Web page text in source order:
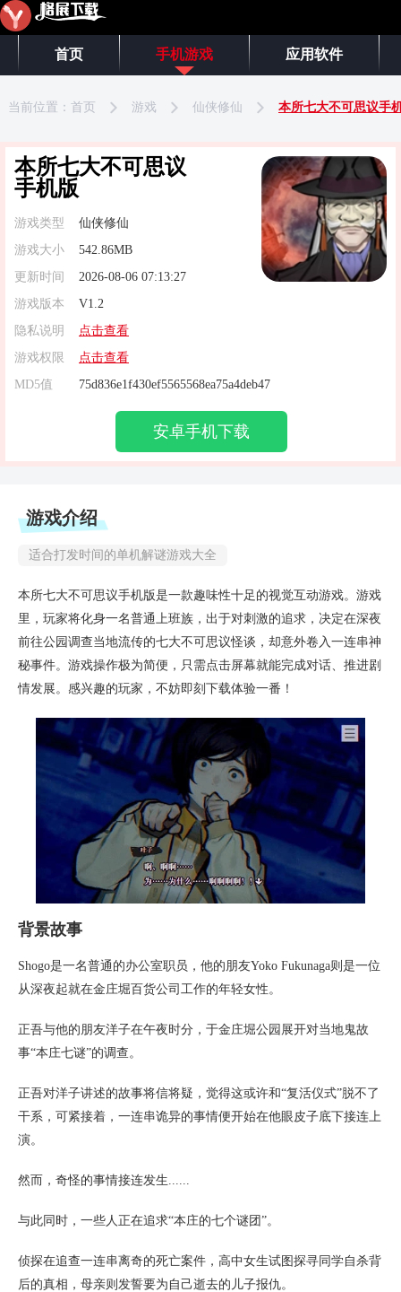
首页 手机游戏 应用软件
当前位置： 首页 游戏 仙侠修仙 本所七大不可思议手
本所七大不可思议
手机版
游戏类型
仙侠修仙
游戏大小
542.86MB
更新时间
2026-08-06 07:13:27
游戏版本
V1.2
隐私说明
点击查看
游戏权限
点击查看
MD5值
75d836e1f430ef5565568ea75a4deb47
安卓手机下载
游戏介绍
适合打发时间的单机解谜游戏大全
本所七大不可思议手机版是一款趣味性十足的视觉互动游戏。游戏
里，玩家将化身一名普通上班族，出于对刺激的追求，决定在深夜
前往公园调查当地流传的七大不可思议怪谈，却意外卷入一连串神
秘事件。游戏操作极为简便，只需点击屏幕就能完成对话、推进剧
情发展。感兴趣的玩家，不妨即刻下载体验一番！
背景故事
Shogo是一名普通的办公室职员，他的朋友Yoko Fukunaga则是一位
从深夜起就在金庄堀百货公司工作的年轻女性。
正吾与他的朋友洋子在午夜时分，于金庄堀公园展开对当地鬼故
事“本庄七谜”的调查。
正吾对洋子讲述的故事将信将疑，觉得这或许和“复活仪式”脱不了
干系，可紧接着，一连串诡异的事情便开始在他眼皮子底下接连上
演。
然而，奇怪的事情接连发生......
与此同时，一些人正在追求“本庄的七个谜团”。
侦探在追查一连串离奇的死亡案件，高中女生试图探寻同学自杀背
后的真相，母亲则发誓要为自己逝去的儿子报仇。